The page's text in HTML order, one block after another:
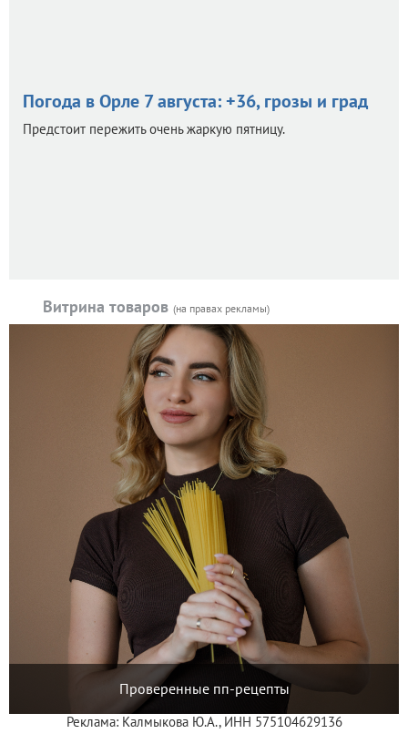
Погода в Орле 7 августа: +36, грозы и град
Предстоит пережить очень жаркую пятницу.
Витрина товаров (на правах рекламы)
Проверенные пп-рецепты
Реклама: Калмыкова Ю.А., ИНН 575104629136